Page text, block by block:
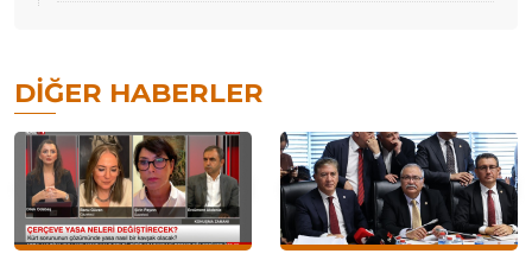
DIĞER HABERLER